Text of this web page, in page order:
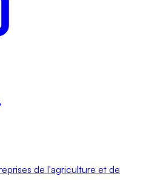
de l'agriculture et de